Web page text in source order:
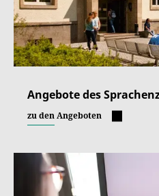
Angebote des
zu den Angeboten